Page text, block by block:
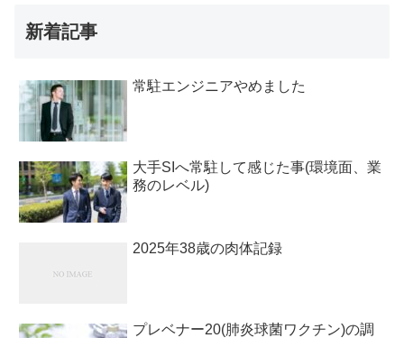
新着記事
常駐エンジニアやめました
大手SIへ常駐して感じた事(環境面、業
務のレベル)
2025年38歳の肉体記録
プレベナー20(肺炎球菌ワクチン)の調